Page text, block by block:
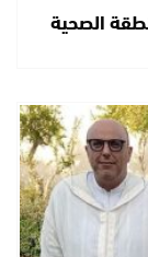
الصحية